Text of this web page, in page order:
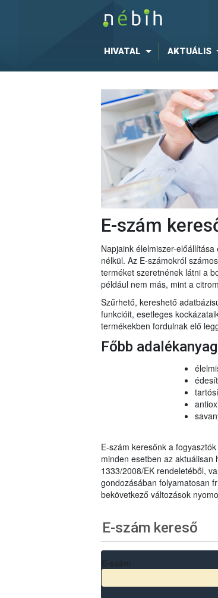
HIVATAL AKTUÁLIS
E-szám
Napjaink élelmiszer-
nélkül. Az E-számokról
terméket szeretnének látni a
például nem más, mint a
Szűrhető, kereshető
funkcióit, esetleges
termékekben fordulnak elő
Főbb
E-szám keresőnk a
minden esetben az aktuálisan
1333/2008/EK rendeletéből,
gondozásában folyamatosan
bekövetkező változások
E-szám kereső